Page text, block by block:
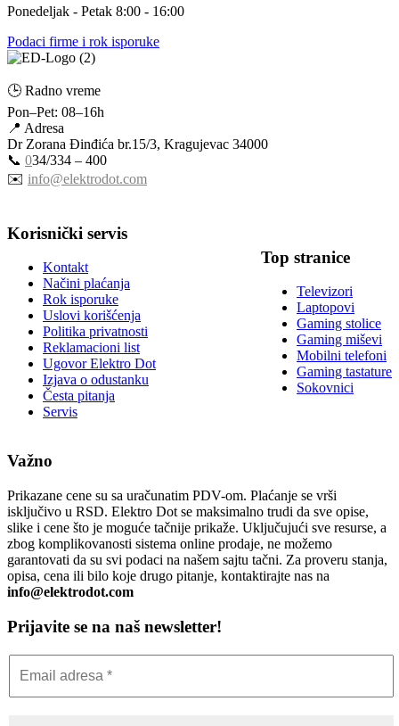
Ponedeljak - Petak 8:00 - 16:00
Podaci firme i rok isporuke
🕒 Radno vreme
Pon–Pet: 08–16h
📍 Adresa
Dr Zorana Đinđića br.15/3, Kragujevac 34000
📞 034/334 – 400
✉️ info@elektrodot.com
Korisnički servis
Kontakt
Načini plaćanja
Rok isporuke
Uslovi korišćenja
Politika privatnosti
Reklamacioni list
Ugovor Elektro Dot
Izjava o odustanku
Česta pitanja
Servis
Top stranice
Televizori
Laptopovi
Gaming stolice
Gaming miševi
Mobilni telefoni
Gaming tastature
Sokovnici
Važno
Prikazane cene su sa uračunatim PDV-om. Plaćanje se vrši
isključivo u RSD. Elektro Dot se maksimalno trudi da sve opise,
slike i cene što je moguće tačnije prikaže. Uključujući sve resurse, a
zbog komplikovanosti sistema online prodaje, ne možemo
garantovati da su svi podaci na našem sajtu tačni. Za proveru stanja,
opisa, cena ili bilo koje drugo pitanje, kontaktirajte nas na
info@elektrodot.com
Prijavite se na naš newsletter!